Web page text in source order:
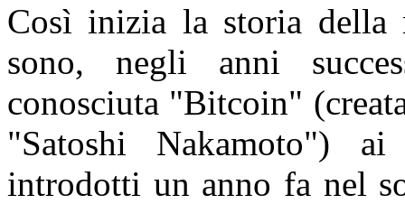
Così inizia la storia della
sono, negli anni
conosciuta "Bitcoin"
"Satoshi Nakamoto")
introdotti un anno fa nel